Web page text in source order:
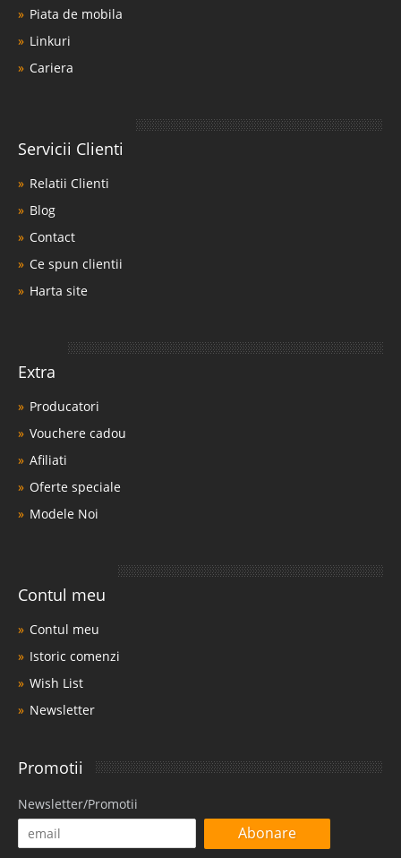
Piata de mobila
Linkuri
Cariera
Servicii Clienti
Relatii Clienti
Blog
Contact
Ce spun clientii
Harta site
Extra
Producatori
Vouchere cadou
Afiliati
Oferte speciale
Modele Noi
Contul meu
Contul meu
Istoric comenzi
Wish List
Newsletter
Promotii
Newsletter/Promotii
Abonare